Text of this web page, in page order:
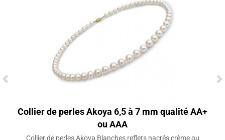
Collier de perles Akoya 6,5 à 7 mm qualité AA+
ou AAA
Collier de perles Akoya Blanches reflets nacrés crème ou